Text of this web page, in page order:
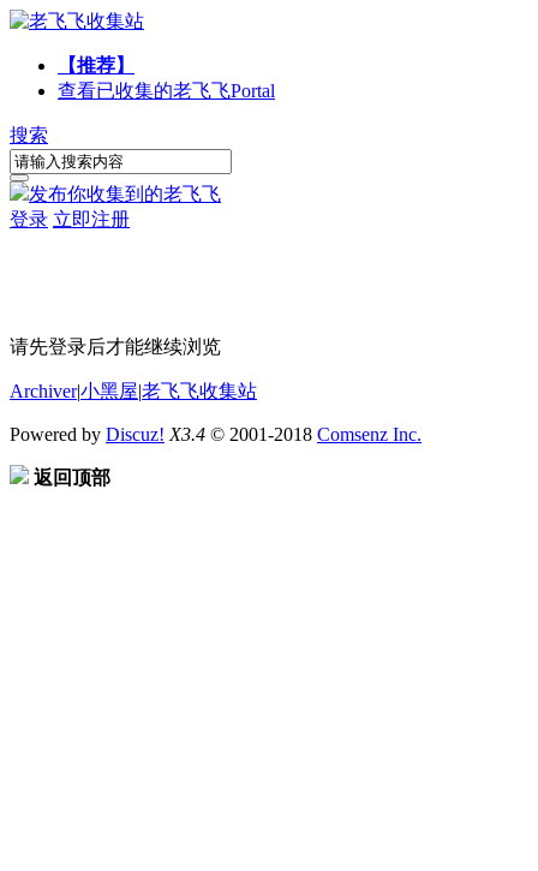
【推荐】
查看已收集的老飞飞Portal
搜索
发布你收集到的老飞飞
登录 立即注册
请先登录后才能继续浏览
Archiver|小黑屋|老飞飞收集站
Powered by Discuz! X3.4 © 2001-2018 Comsenz Inc.
返回顶部